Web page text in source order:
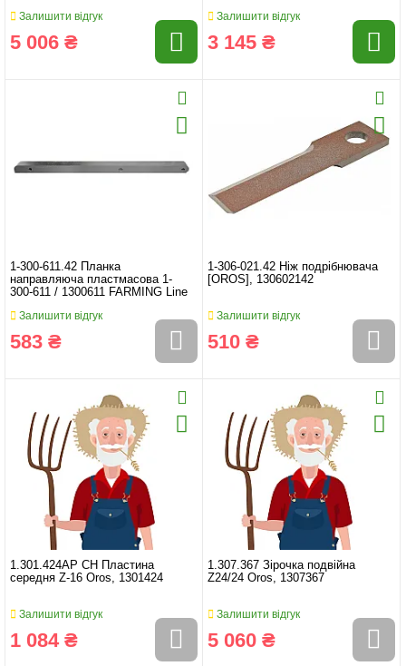
Залишити відгук
5 006 ₴
Залишити відгук
3 145 ₴
1-300-611.42 Планка
направляюча пластмасова 1-
300-611 / 1300611 FARMING Line
Залишити відгук
583 ₴
1-306-021.42 Ніж подрібнювача
[OROS], 130602142
Залишити відгук
510 ₴
1.301.424AP CH Пластина
середня Z-16 Oros, 1301424
Залишити відгук
1 084 ₴
1.307.367 Зірочка подвійна
Z24/24 Oros, 1307367
Залишити відгук
5 060 ₴